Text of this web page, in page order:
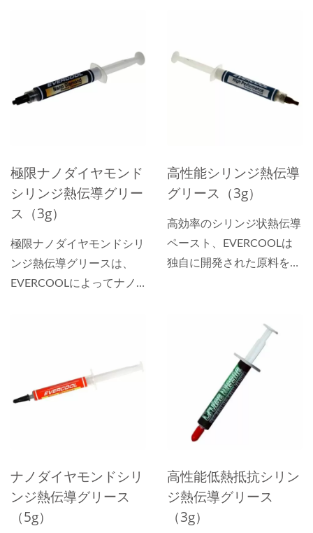
新的なナノ材料を使用して
開発されたEVERCOOLの
サーマルペーストは、チッ
熱放散効率を大幅に向上さ
せます。 さらに、
ジュールやSSDなど、複数
の熱源からの同時熱放散を
必要とするアプリケーショ
ンに最適な、さまざまな厚
極限ナノダイヤモンド
シリンジ熱伝導グリー
ス（3g）
極限ナノダイヤモンドシリ
ンジ熱伝導グリースは、
EVERCOOLによってナノ
の間の隙間を効果的に埋め
ることができるため、チッ
に向上します。
高性能シリンジ熱伝導
グリース（3g）
高効率のシリンジ状熱伝導
ペースト、EVERCOOLは
独自に開発された原料を使
布することができます。ま
た、より細かい材料分子は
熱源と放熱端との間の隙間
をより良く埋める能力を持
っており、熱放散効率を大
幅に向上させることができ
ます。
ナノダイヤモンドシリ
ンジ熱伝導グリース
（5g）
高性能低熱抵抗シリン
ジ熱伝導グリース
（3g）